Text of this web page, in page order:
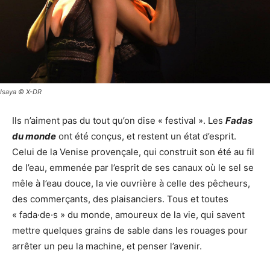
Isaya © X-DR
Ils n’aiment pas du tout qu’on dise « festival ». Les Fadas
du monde ont été conçus, et restent un état d’esprit.
Celui de la Venise provençale, qui construit son été au fil
de l’eau, emmenée par l’esprit de ses canaux où le sel se
mêle à l’eau douce, la vie ouvrière à celle des pêcheurs,
des commerçants, des plaisanciers. Tous et toutes
« fada·de·s » du monde, amoureux de la vie, qui savent
mettre quelques grains de sable dans les rouages pour
arrêter un peu la machine, et penser l’avenir.